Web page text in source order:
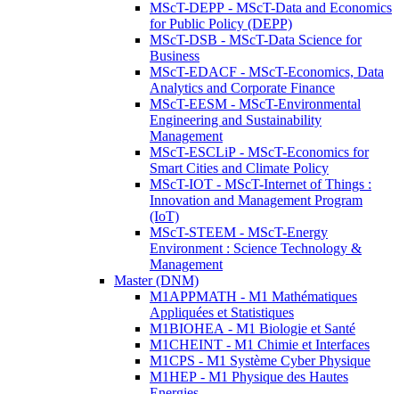
MScT-DEPP - MScT-Data and Economics
for Public Policy (DEPP)
MScT-DSB - MScT-Data Science for
Business
MScT-EDACF - MScT-Economics, Data
Analytics and Corporate Finance
MScT-EESM - MScT-Environmental
Engineering and Sustainability
Management
MScT-ESCLiP - MScT-Economics for
Smart Cities and Climate Policy
MScT-IOT - MScT-Internet of Things :
Innovation and Management Program
(IoT)
MScT-STEEM - MScT-Energy
Environment : Science Technology &
Management
Master (DNM)
M1APPMATH - M1 Mathématiques
Appliquées et Statistiques
M1BIOHEA - M1 Biologie et Santé
M1CHEINT - M1 Chimie et Interfaces
M1CPS - M1 Système Cyber Physique
M1HEP - M1 Physique des Hautes